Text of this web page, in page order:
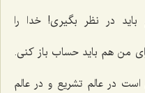
در نظر بگیری! خدا را
من هم باید حساب باز كنی.
در عالم تشریع و در عالم